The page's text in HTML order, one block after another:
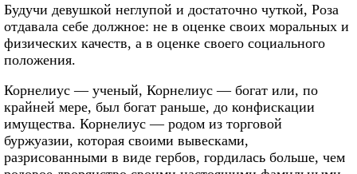
Будучи девушкой неглупой и достаточно чуткой, Роза
отдавала себе должное: не в оценке своих моральных и
физических качеств, а в оценке своего социального
положения.
Корнелиус — ученый, Корнелиус — богат или, по
крайней мере, был богат раньше, до конфискации
имущества. Корнелиус — родом из торговой
буржуазии, которая своими вывесками,
разрисованными в виде гербов, гордилась больше, чем